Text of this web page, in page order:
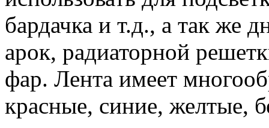
бардачка и т.д., а так же
арок, радиаторной
фар. Лента имеет
красные, синие, желтые,